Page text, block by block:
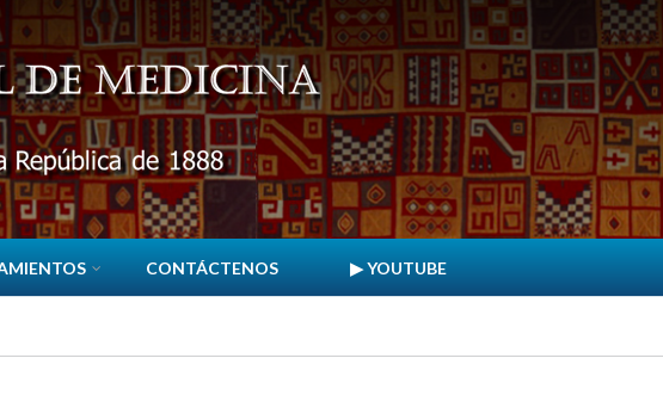
CONTÁCTENOS ▶ YOUTUBE